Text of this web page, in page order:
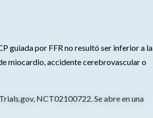
guiada por FFR no resultó ser inferior a la
miocardio, accidente cerebrovascular o
NCT02100722. Se abre en una